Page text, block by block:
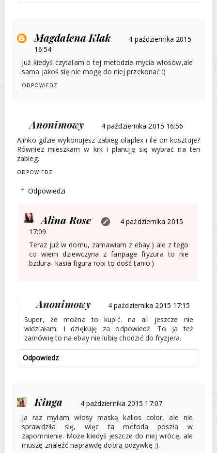
Magdalena Klak
4 października 2015
16:54
Już kiedyś czytałam o tej metodzie mycia włosów,ale
sama jakoś się nie mogę do niej przekonać :)
ODPOWIEDZ
Anonimowy
4 października 2015 16:56
Alinko gdzie wykonujesz zabieg olaplex i ile on kosztuje?
Równiez mieszkam w krk i planuję się wybrać na ten
zabieg.
ODPOWIEDZ
Odpowiedzi
Alina Rose
4 października 2015
17:09
Teraz już w domu, zamawiam z ebay:) ale z tego
co wiem dziewczyna z fanpage fryzura to nie
bzdura- kasia figura robi to dość tanio:)
Anonimowy
4 października 2015 17:15
Super, że można to kupić. na all jeszcze nie
widziałam. I dziękuję za odpowiedź. To ja też
zamówię to na ebay nie lubię chodzić do fryzjera.
Odpowiedz
Kinga
4 października 2015 17:07
Ja raz myłam włosy maską kallos color, ale nie
sprawdziła się, więc ta metoda poszła w
zapomnienie. Może kiedyś jeszcze do niej wrócę, ale
muszę znaleźć naprawdę dobrą odżywkę ;).